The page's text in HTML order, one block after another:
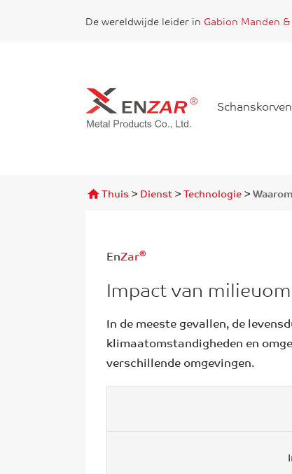
De wereldwijde leider in Gabion Manden
Schanskorven
Thuis> Dienst>Technologie>
EnZar®
Impact van
In de meeste gevallen, de
klimaatomstandigheden en
verschillende omgevingen.